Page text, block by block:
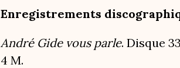
Enregistrements
André Gide vous parle. Disque
4 M.